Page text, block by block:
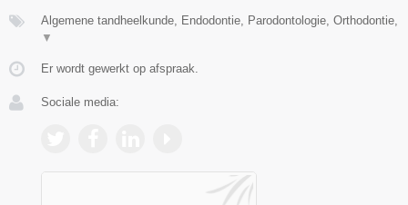
Algemene tandheelkunde, Endodontie, Parodontologie, Orthodontie,
▼
Er wordt gewerkt op afspraak.
Sociale media: